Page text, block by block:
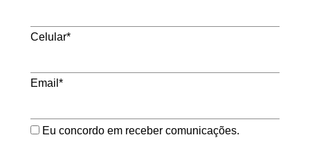
Celular*
Email*
Eu concordo em receber comunicações.